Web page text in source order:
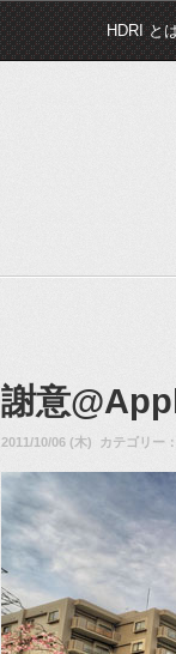
HDRI と
謝意
2011/10/06 (木) カテゴリー：